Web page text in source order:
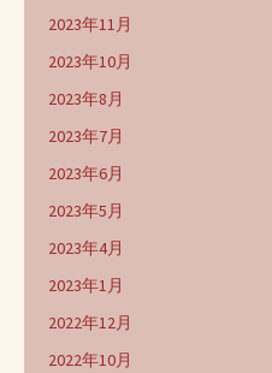
2023年11月
2023年10月
2023年8月
2023年7月
2023年6月
2023年5月
2023年4月
2023年1月
2022年12月
2022年10月